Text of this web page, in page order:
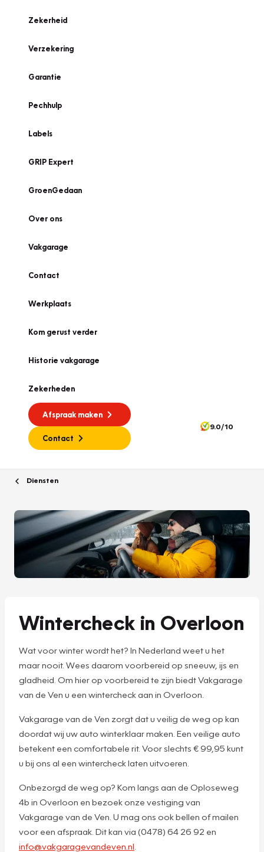
Zekerheid
Verzekering
Garantie
Pechhulp
Labels
GRIP Expert
GroenGedaan
Over ons
Vakgarage
Contact
Werkplaats
Kom gerust verder
Historie vakgarage
Zekerheden
Afspraak maken
Contact
9.0/10
Diensten
Wintercheck in Overloon
Wat voor winter wordt het? In Nederland weet u het
maar nooit. Wees daarom voorbereid op sneeuw, ijs en
gladheid. Om hier op voorbereid te zijn biedt Vakgarage
van de Ven u een wintercheck aan in Overloon.
Vakgarage van de Ven zorgt dat u veilig de weg op kan
doordat wij uw auto winterklaar maken. Een veilige auto
betekent een comfortabele rit. Voor slechts € 99,95 kunt
u bij ons al een wintercheck laten uitvoeren.
Onbezorgd de weg op? Kom langs aan de Oploseweg
4b in Overloon en bezoek onze vestiging van
Vakgarage van de Ven. U mag ons ook bellen of mailen
voor een afspraak. Dit kan via (0478) 64 26 92 en
info@vakgaragevandeven.nl